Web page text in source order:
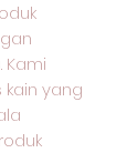
Kami
yang